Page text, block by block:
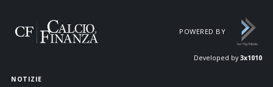
POWERED BY
Developed by 3x1010
NOTIZIE